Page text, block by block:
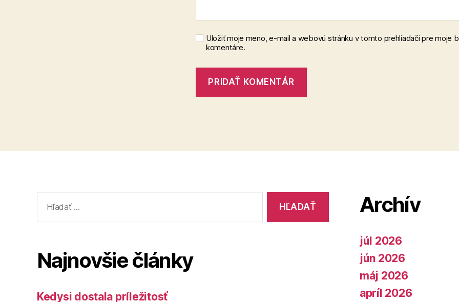
Uložiť moje meno, e-mail a webovú stránku v tomto prehliadači pre moje
komentáre.
Najnovšie články
Kedysi dostala príležitosť
Archív
júl 2026
jún 2026
máj 2026
apríl 2026